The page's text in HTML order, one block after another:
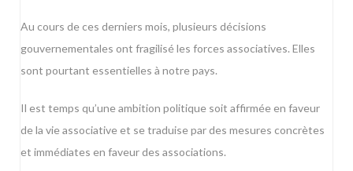
Au cours de ces derniers mois, plusieurs décisions
gouvernementales ont fragilisé les forces associatives. Elles
sont pourtant essentielles à notre pays.
Il est temps qu’une ambition politique soit affirmée en faveur
de la vie associative et se traduise par des mesures concrètes
et immédiates en faveur des associations.